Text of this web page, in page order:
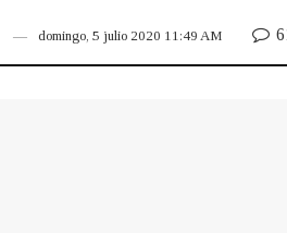
domingo, 5 julio 2020 11:49 AM